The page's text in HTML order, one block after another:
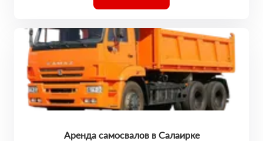
Аренда самосвалов в Салаирке